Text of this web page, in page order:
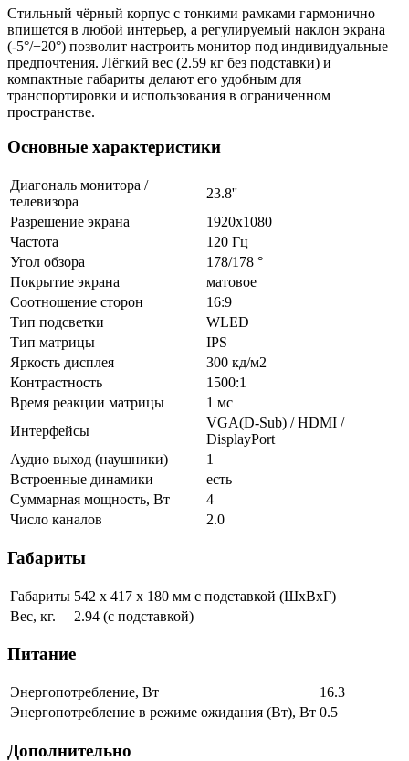
Стильный чёрный корпус с тонкими рамками гармонично
впишется в любой интерьер, а регулируемый наклон экрана
(-5°/+20°) позволит настроить монитор под индивидуальные
предпочтения. Лёгкий вес (2.59 кг без подставки) и
компактные габариты делают его удобным для
транспортировки и использования в ограниченном
пространстве.
Основные характеристики
Диагональ монитора /
телевизора
23.8''
Разрешение экрана
1920х1080
Частота
120 Гц
Угол обзора
178/178 °
Покрытие экрана
матовое
Соотношение сторон
16:9
Тип подсветки
WLED
Тип матрицы
IPS
Яркость дисплея
300 кд/м2
Контрастность
1500:1
Время реакции матрицы
1 мс
Интерфейсы
VGA(D-Sub) / HDMI /
DisplayPort
Аудио выход (наушники)
1
Встроенные динамики
есть
Суммарная мощность, Вт
4
Число каналов
2.0
Габариты
Габариты 542 х 417 х 180 мм с подставкой (ШхВхГ)
Вес, кг.
2.94 (с подставкой)
Питание
Энергопотребление, Вт
16.3
Энергопотребление в режиме ожидания (Вт), Вт 0.5
Дополнительно